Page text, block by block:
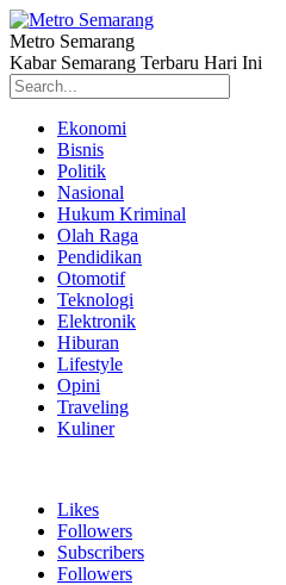
Metro Semarang
Kabar Semarang Terbaru Hari Ini
Ekonomi
Bisnis
Politik
Nasional
Hukum Kriminal
Olah Raga
Pendidikan
Otomotif
Teknologi
Elektronik
Hiburan
Lifestyle
Opini
Traveling
Kuliner
Likes
Followers
Subscribers
Followers